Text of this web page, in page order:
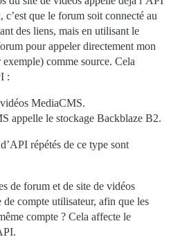
que le forum soit connecté au
des liens, mais en utilisant le
pour appeler directement mon
comme source. Cela
:
MediaCMS.
appelle le stockage Backblaze B2.
répétés de ce type sont
de forum et de site de vidéos
compte utilisateur, afin que les
compte ? Cela affecte le